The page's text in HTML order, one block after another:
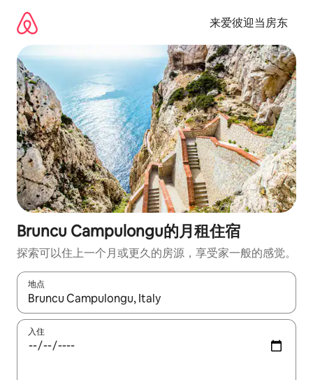
来爱彼迎当房东
Bruncu Campulongu的月租住宿
探索可以住上一个月或更久的房源，享受家一般的感觉。
地点
如有搜索结果，请使用上下方向键查看，或通过点击或滑动手势
入住